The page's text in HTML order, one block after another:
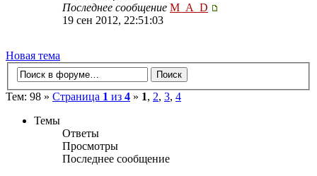
Последнее сообщение M_A_D
19 сен 2012, 22:51:03
Новая тема
Тем: 98 » Страница 1 из 4 » 1, 2, 3, 4
Темы
Ответы
Просмотры
Последнее сообщение